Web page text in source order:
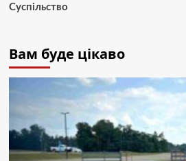
Суспільство
Вам буде цікаво